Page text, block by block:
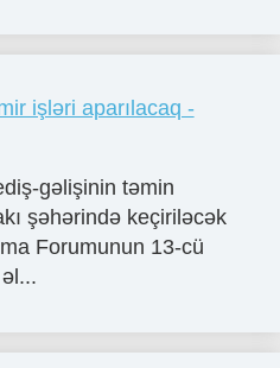
işləri aparılacaq -
gəlişinin təmin
şəhərində keçiriləcək
Forumunun 13-cü